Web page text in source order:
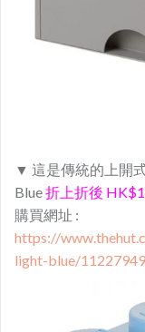
▼ 這是傳統的上開
Blue折上折後
購買網址 :
https://
light-blue/